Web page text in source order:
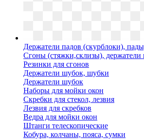
Держатели падов (скурблоки),
Сгоны (стяжки,склизы), держатели
Резинки для сгонов
Держатели шубок, шубки
Держатели шубок
Наборы для мойки окон
Скребки для стекол, лезвия
Лезвия для скребков
Ведра для мойки окон
Штанги телескопические
Кобура, колчаны, пояса, сумки